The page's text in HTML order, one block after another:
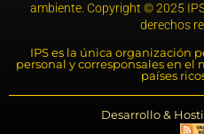
ambiente. Copyright © 2025
derechos
IPS es la única organización
personal y corresponsales en
países
Desarrollo &